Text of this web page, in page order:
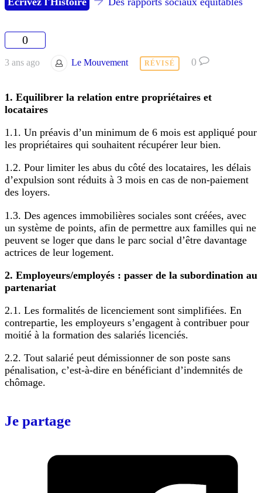
0
3 ans ago Le Mouvement RÉVISÉ 0
1. Equilibrer la relation entre propriétaires et
locataires
1.1. Un préavis d’un minimum de 6 mois est appliqué pour
les propriétaires qui souhaitent récupérer leur bien.
1.2. Pour limiter les abus du côté des locataires, les délais
d’expulsion sont réduits à 3 mois en cas de non-paiement
des loyers.
1.3. Des agences immobilières sociales sont créées, avec
un système de points, afin de permettre aux familles qui ne
peuvent se loger que dans le parc social d’être davantage
actrices de leur logement.
2. Employeurs/employés : passer de la subordination au
partenariat
2.1. Les formalités de licenciement sont simplifiées. En
contrepartie, les employeurs s’engagent à contribuer pour
moitié à la formation des salariés licenciés.
2.2. Tout salarié peut démissionner de son poste sans
pénalisation, c’est-à-dire en bénéficiant d’indemnités de
chômage.
Je partage